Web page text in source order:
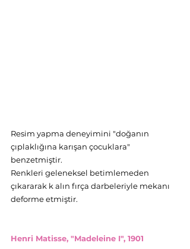
Resim yapma deneyimini "doğanın
çıplaklığına karışan çocuklara"
benzetmiştir.
Renkleri geleneksel betimlemeden
çıkararak k alın fırça darbeleriyle mekanı
deforme etmiştir.
Henri Matisse, "Madeleine I", 1901